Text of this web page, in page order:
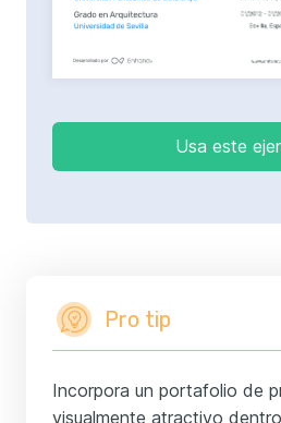
Usa este
Pro tip
Incorpora un portafolio de
visualmente atractivo